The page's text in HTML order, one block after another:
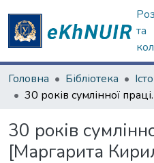
та
Головна Бібліотека
30 років
30 років
[Маргарита